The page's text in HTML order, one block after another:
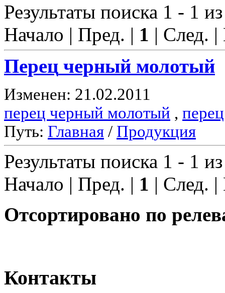
Результаты поиска 1 - 1
Начало | Пред. | 1 | След.
Перец черный молотый
Изменен: 21.02.2011
перец черный молотый , перец
Путь: Главная / Продукция
Результаты поиска 1 - 1
Начало | Пред. | 1 | След.
Отсортировано по
Контакты